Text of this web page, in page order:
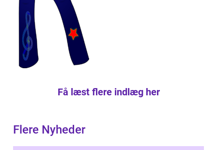
Få læst flere indlæg her
Flere Nyheder